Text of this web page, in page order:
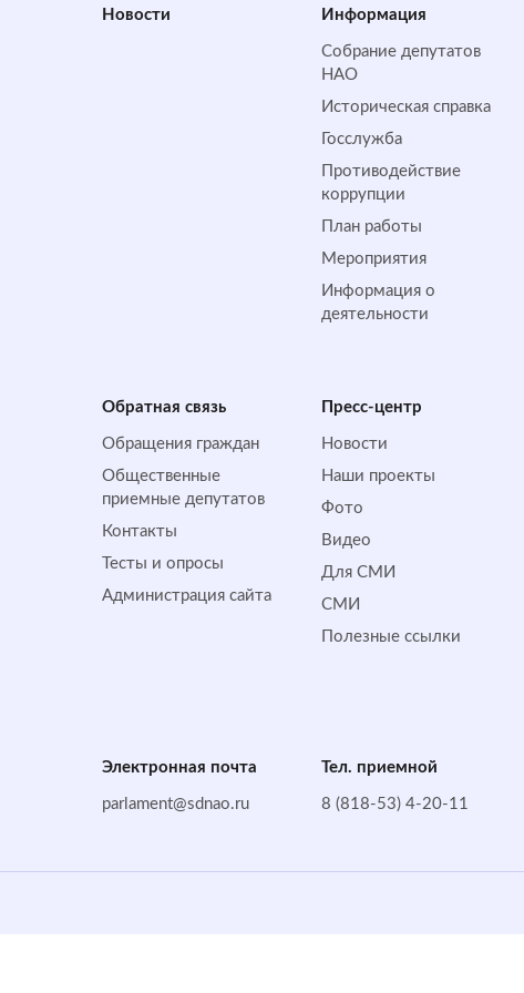
Новости Информация
Собрание депутатов
НАО
Историческая справка
Госслужба
Противодействие
коррупции
План работы
Мероприятия
Информация о
деятельности
Обратная cвязь
Обращения граждан
Общественные
приемные депутатов
Контакты
Тесты и опросы
Администрация сайта
Пресс-центр
Новости
Наши проекты
Фото
Видео
Для СМИ
СМИ
Полезные ссылки
Электронная почта
parlament@sdnao.ru
Тел. приемной
8 (818-53) 4-20-11